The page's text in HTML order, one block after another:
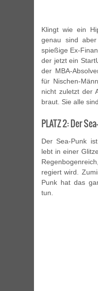
Klingt wie ein
genau sind
spießige Ex-
der jetzt ein
der MBA-
für Nischen-
nicht zuletzt der
braut. Sie alle
PLATZ 2: Der
Der Sea-Punk
lebt in einer
regiert wird.
Punk hat das
tun.